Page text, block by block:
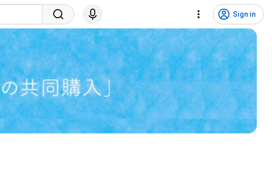
Sign in